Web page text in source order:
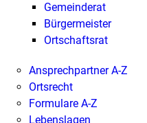
Gemeinderat
Bürgermeister
Ortschaftsrat
Ansprechpartner A-Z
Ortsrecht
Formulare A-Z
Lebenslagen